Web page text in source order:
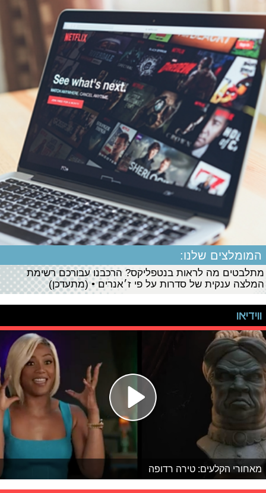
המומלצים שלנו:
מתלבטים מה לראות בנטפליקס? הרכבנו עבורכם רשימת
המלצה ענקית של סדרות על פי ז׳אנרים • (מתעדכן)
ווידיאו
מאחורי הקלעים: טירה רדופה